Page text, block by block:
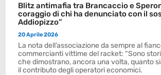
Blitz antimafia tra Brancaccio e
coraggio di chi ha denunciato con il
Addiopizzo”
20 Aprile 2026
La nota dell’associazione da sempre al
commercianti vittime del racket: “Sono
che dimostrano, ancora una volta, quanto
il contributo degli operatori economici.